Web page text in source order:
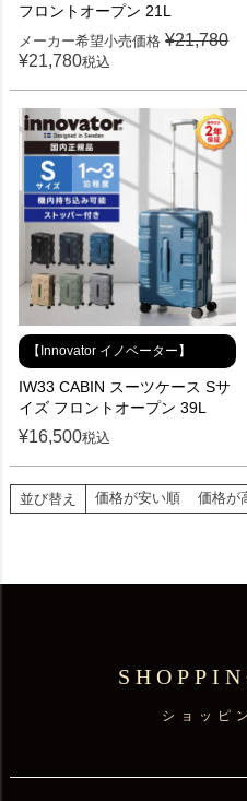
フロントオープン 21L
メーカー希望小売価格 ¥21,780
¥21,780税込
【Innovator イノベーター】
IW33 CABIN スーツケース Sサ
イズ フロントオープン 39L
¥16,500税込
並び替え 価格が安い順 価格が
ショッピ